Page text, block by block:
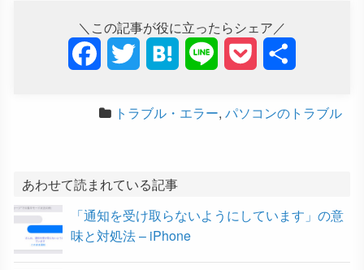
＼この記事が役に立ったらシェア／
c
b
o
o
t
e
t
a
n
c
t
トラブル・エラー, パソコンのトラブル
あわせて読まれている記事
「通知を受け取らないようにしています」の意
味と対処法 – iPhone